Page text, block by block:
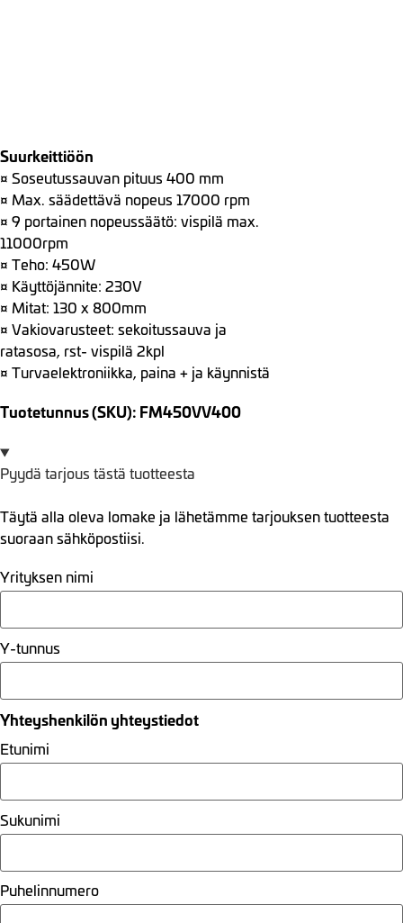
Suurkeittiöön
¤ Soseutussauvan pituus 400 mm
¤ Max. säädettävä nopeus 17000 rpm
¤ 9 portainen nopeussäätö: vispilä max.
11000rpm
¤ Teho: 450W
¤ Käyttöjännite: 230V
¤ Mitat: 130 x 800mm
¤ Vakiovarusteet: sekoitussauva ja
ratasosa, rst- vispilä 2kpl
¤ Turvaelektroniikka, paina + ja käynnistä
Tuotetunnus (SKU): FM450VV400
Pyydä tarjous tästä tuotteesta
Täytä alla oleva lomake ja lähetämme tarjouksen tuotteesta
suoraan sähköpostiisi.
Yrityksen nimi
Y-tunnus
Yhteyshenkilön yhteystiedot
Etunimi
Sukunimi
Puhelinnumero